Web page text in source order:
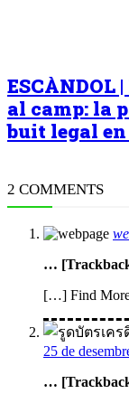
ESCÀNDOL
al camp: la
buit legal
2 COMMENTS
…
[…] Find
25 de
…